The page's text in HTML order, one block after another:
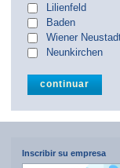
Lilienfeld
Baden
Wiener
Neunkirchen
Inscribir su empresa